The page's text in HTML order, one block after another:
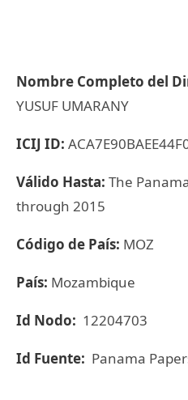
Nombre Completo del
YUSUF UMARANY
ICIJ ID:
Válido Hasta: The
through 2015
Código de País: MOZ
País: Mozambique
Id Nodo: 12204703
Id Fuente: Panama